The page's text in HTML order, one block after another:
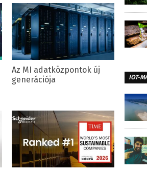
Az MI adatközpontok új
generációja
IOT-